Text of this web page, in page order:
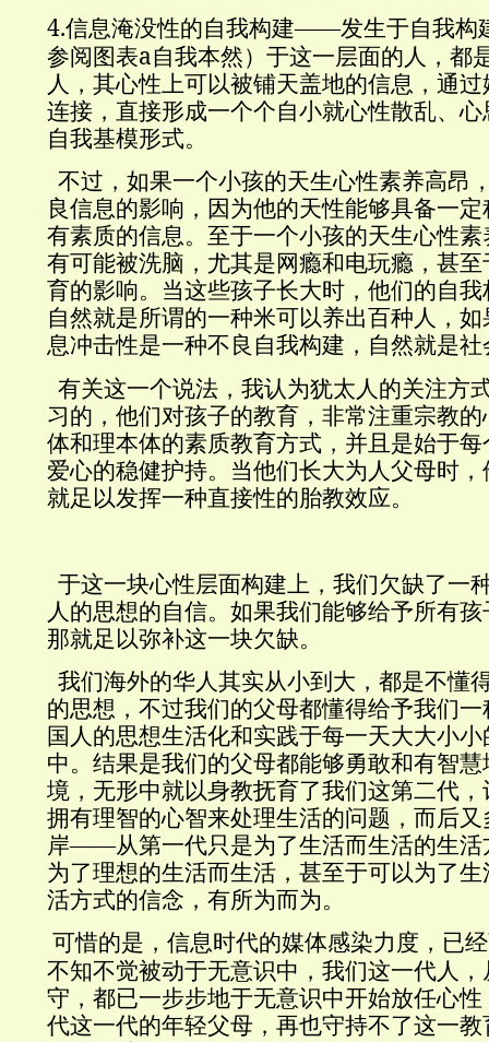
4.信息淹没性的自我构建——发生于自我构
参阅图表a自我本然）于这一层面的人，都
人，其心性上可以被铺天盖地的信息，通
连接，直接形成一个个自小就心性散乱、
自我基模形式。
不过，如果一个小孩的天生心性素养高昂
良信息的影响，因为他的天性能够具备一
有素质的信息。 至于一个小孩的天生心性
有可能被洗脑，尤其是网瘾和电玩瘾，甚
育的影响。 当这些孩子长大时，他们的自
自然就是所谓的一种米可以养出百种人，
息冲击性是一种不良自我构建，自然就是
有关这一个说法，我认为犹太人的关注方
习的，他们对孩子的教育，非常注重宗教
体和理本体的素质教育方式，并且是始于
爱心的稳健护持。当他们长大为人父母时
就足以发挥一种直接性的胎教效应。
于这一块心性层面构建上，我们欠缺了一
人的思想的自信。如果我们能够给予所有
那就足以弥补这一块欠缺。
我们海外的华人其实从小到大，都是不懂
的思想，不过我们的父母都懂得给予我们
国人的思想生活化和实践于每一天大大小
中。结果是我们的父母都能够勇敢和有智
境，无形中就以身教抚育了我们这第二代
拥有理智的心智来处理生活的问题，而后
岸——从第一代只是为了生活而生活的生活
为了理想的生活而生活，甚至于可以为了
活方式的信念，有所为而为。
可惜的是，信息时代的媒体感染力度，已
不知不觉被动于无意识中，我们这一代人，
守，都已一步步地于无意识中开始放任心
代这一代的年轻父母，再也守持不了这一